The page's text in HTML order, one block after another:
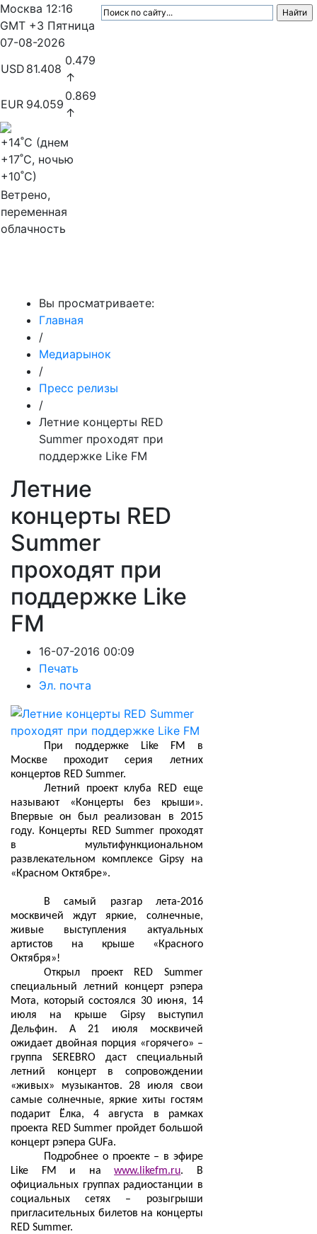
Москва 12:16
GMT +3 Пятница
07-08-2026
USD 81.408
0.479
↑
EUR 94.059
0.869
↑
+14˚C (днем
+17˚C, ночью
+10˚C)
Ветрено,
переменная
облачность
Вы просматриваете:
Главная
/
Медиарынок
/
Пресс релизы
/
Летние концерты RED
Summer проходят при
поддержке Like FM
Летние
концерты RED
Summer
проходят при
поддержке Like
FM
16-07-2016 00:09
Печать
Эл. почта
При поддержке Like FM в
Москве проходит серия летних
концертов RED Summer.
Летний проект клуба RED еще
называют «Концерты без крыши».
Впервые он был реализован в 2015
году. Концерты RED Summer проходят
в мультифункциональном
развлекательном комплексе Gipsy на
«Красном Октябре».
В самый разгар лета-2016
москвичей ждут яркие, солнечные,
живые выступления актуальных
артистов на крыше «Красного
Октября»!
Открыл проект RED Summer
специальный летний концерт рэпера
Мота, который состоялся 30 июня, 14
июля на крыше Gipsy выступил
Дельфин. А 21 июля москвичей
ожидает двойная порция «горячего» –
группа SEREBRO даст специальный
летний концерт в сопровождении
«живых» музыкантов. 28 июля свои
самые солнечные, яркие хиты гостям
подарит Ёлка, 4 августа в рамках
проекта RED Summer пройдет большой
концерт рэпера GUFа.
Подробнее о проекте – в эфире
Like FM и наwww.likefm.ru. В
официальных группах радиостанции в
социальных сетях – розыгрыши
пригласительных билетов на концерты
RED Summer.